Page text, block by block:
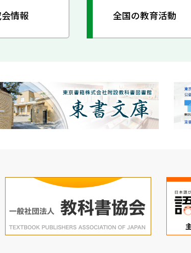
情報 全国の教育活動